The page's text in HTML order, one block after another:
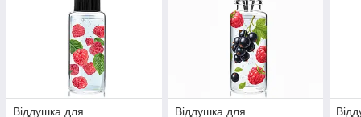
Віддушка для
Віддушка для